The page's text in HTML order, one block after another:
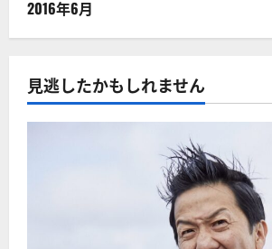
2016年6月
見逃したかもしれません